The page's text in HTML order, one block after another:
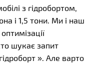
з гідробортом,
і 1,5 тони. Ми і наш
шукає запит
». Але варто